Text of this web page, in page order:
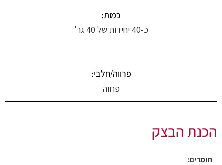
כמות:
כ-40 יחידות של 40 גר'
פרווה/חלבי:
פרווה
הכנת הבצק
חומרים: